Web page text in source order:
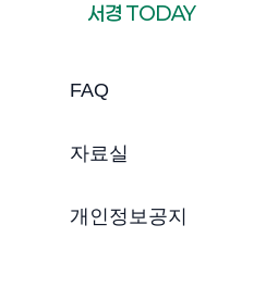
서경 TODAY
FAQ
자료실
개인정보공지